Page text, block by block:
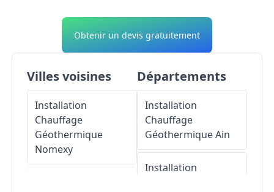
Obtenir un devis gratuitement
Villes voisines
Installation
Chauffage
Géothermique
Nomexy
Départements
Installation
Chauffage
GéothermiqueAin
Installation